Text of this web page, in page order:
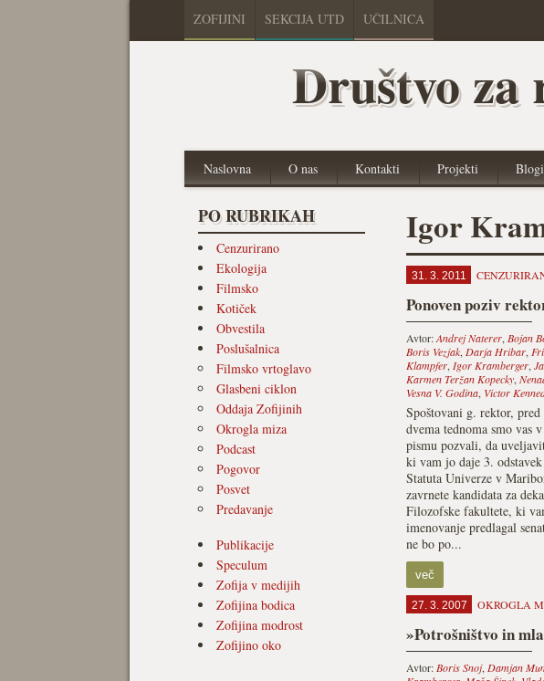
ZOFIJINI SEKCIJA UTD UČILNICA
Društvo za
Naslovna O nas Kontakti Projekti Blogi
PO RUBRIKAH
Cenzurirano
Ekologija
Filmsko
Kotiček
Obvestila
Poslušalnica
Filmsko vrtoglavo
Glasbeni ciklon
Oddaja Zofijinih
Okrogla miza
Podcast
Pogovor
Posvet
Predavanje
Publikacije
Speculum
Zofija v medijih
Zofijina bodica
Zofijina modrost
Zofijino oko
Igor
31. 3. 2011
Ponoven poziv
Avtor:Andrej Naterer, Bojan
Boris Vezjak, Darja Hribar,
Klampfer, Igor Kramberger,
Karmen Teržan Kopecky,
Vesna V. Godina, Victor
Spoštovani g. rektor, pred
dvema tednoma smo vas
pismu pozvali, da
ki vam jo daje 3.
Statuta Univerze v
zavrnete kandidata za
Filozofske fakultete, ki
imenovanje predlagal
ne bo po...
več
27. 3. 2007 OKROGLA
»Potrošništvo in
Avtor: Boris Snoj, Damjan